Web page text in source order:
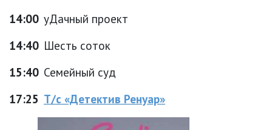
14:00 уДачный проект
14:40 Шесть соток
15:40 Семейный суд
17:25 Т/с «Детектив Ренуар»